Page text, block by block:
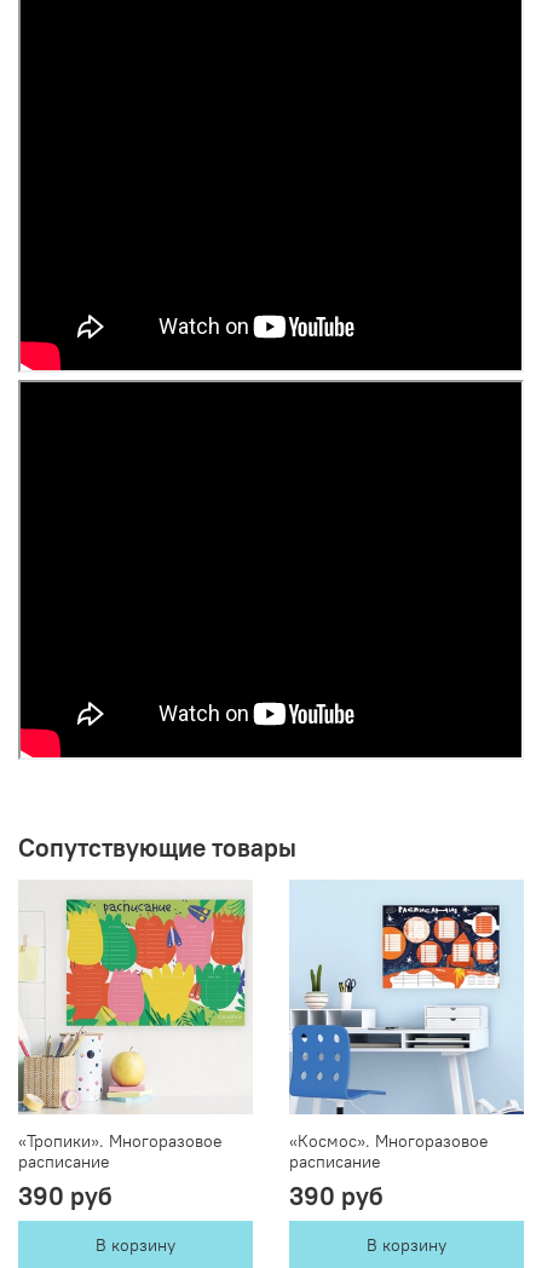
Сопутствующие товары
«Тропики». Многоразовое
расписание
390 руб
В корзину
«Космос». Многоразовое
расписание
390 руб
В корзину